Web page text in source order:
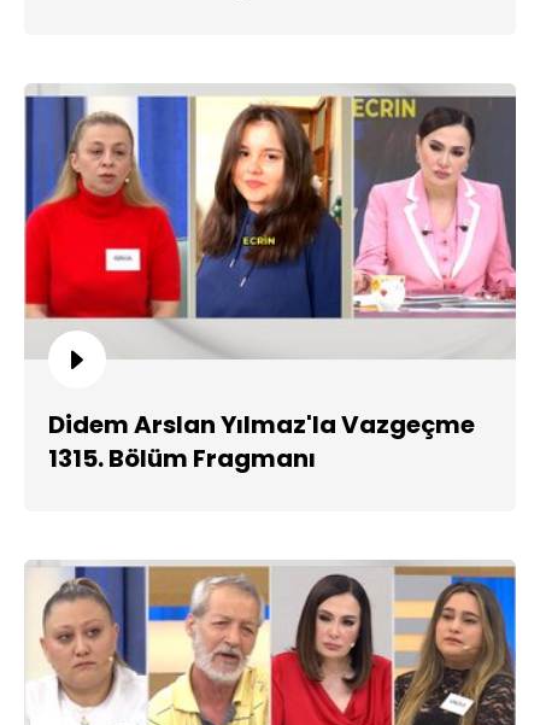
Didem Arslan Yılmaz'la Vazgeçme
1315. Bölüm Fragmanı